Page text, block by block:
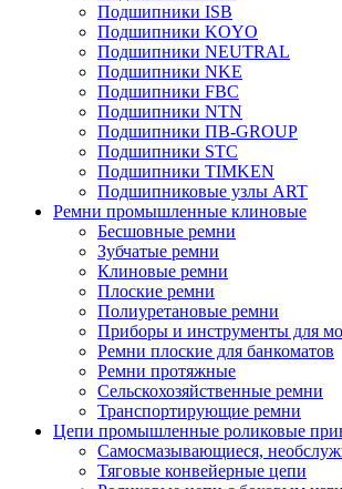
Подшипники ISB
Подшипники KOYO
Подшипники NEUTRAL
Подшипники NKE
Подшипники FBC
Подшипники NTN
Подшипники ПВ-GROUP
Подшипники STC
Подшипники TIMKEN
Подшипниковые узлы ART
Ремни промышленные клиновые
Бесшовные ремни
Зубчатые ремни
Клиновые ремни
Плоские ремни
Полиуретановые ремни
Приборы и инструменты для
Ремни плоские для банкоматов
Ремни протяжные
Сельскохозяйственные ремни
Транспортирующие ремни
Цепи промышленные роликовые
Самосмазывающиеся,
Тяговые конвейерные цепи